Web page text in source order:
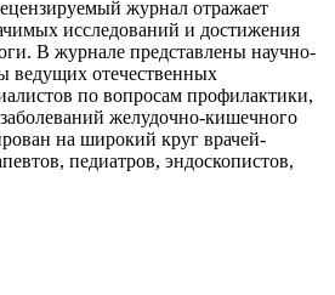
журнал отражает
исследований и достижения
В журнале представлены научно-
ведущих отечественных
по вопросам профилактики,
желудочно-кишечного
на широкий круг врачей-
педиатров, эндоскопистов,